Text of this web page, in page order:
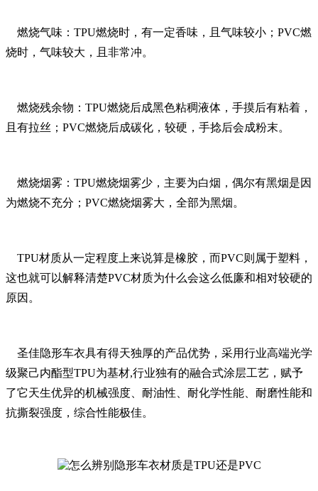
燃烧气味：TPU燃烧时，有一定香味，且气味较小；PVC燃
烧时，气味较大，且非常冲。
燃烧残余物：TPU燃烧后成黑色粘稠液体，手摸后有粘着，
且有拉丝；PVC燃烧后成碳化，较硬，手捻后会成粉末。
燃烧烟雾：TPU燃烧烟雾少，主要为白烟，偶尔有黑烟是因
为燃烧不充分；PVC燃烧烟雾大，全部为黑烟。
TPU材质从一定程度上来说算是橡胶，而PVC则属于塑料，
这也就可以解释清楚PVC材质为什么会这么低廉和相对较硬的
原因。
圣佳隐形车衣具有得天独厚的产品优势，采用行业高端光学
级聚己内酯型TPU为基材,行业独有的融合式涂层工艺，赋予
了它天生优异的机械强度、耐油性、耐化学性能、耐磨性能和
抗撕裂强度，综合性能极佳。